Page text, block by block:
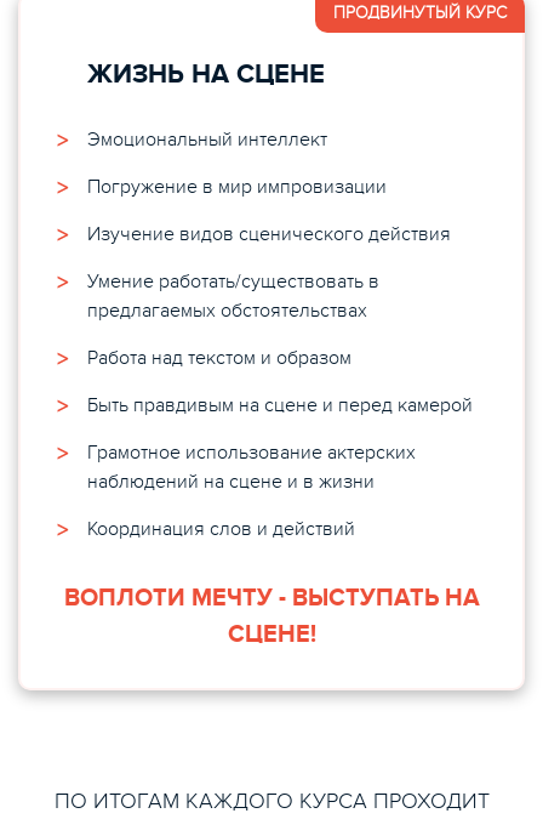
ПРОДВИНУТЫЙ КУРС
ЖИЗНЬ НА СЦЕНЕ
Эмоциональный интеллект
Погружение в мир импровизации
Изучение видов сценического действия
Умение работать/существовать в
предлагаемых обстоятельствах
Работа над текстом и образом
Быть правдивым на сцене и перед камерой
Грамотное использование актерских
наблюдений на сцене и в жизни
Координация слов и действий
ВОПЛОТИ МЕЧТУ - ВЫСТУПАТЬ НА
СЦЕНЕ!
ПО ИТОГАМ КАЖДОГО КУРСА ПРОХОДИТ